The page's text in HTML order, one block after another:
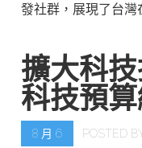
發社群，展現了台灣
擴大科
科技預
8 月 6 POSTED